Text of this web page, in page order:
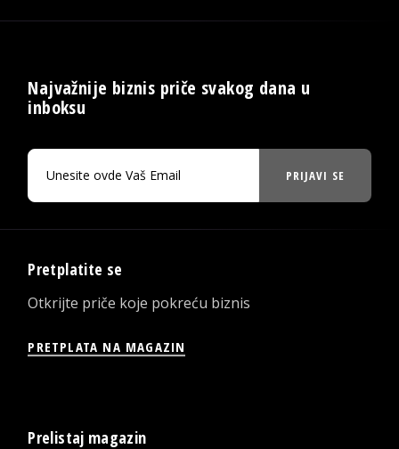
Najvažnije biznis priče svakog dana u
inboksu
PRIJAVI SE
Pretplatite se
Otkrijte priče koje pokreću biznis
PRETPLATA NA MAGAZIN
Prelistaj magazin